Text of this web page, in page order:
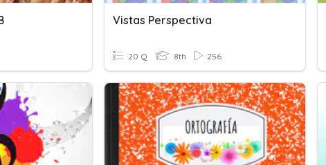
Vistas Perspectiva
20 Q 8th 256